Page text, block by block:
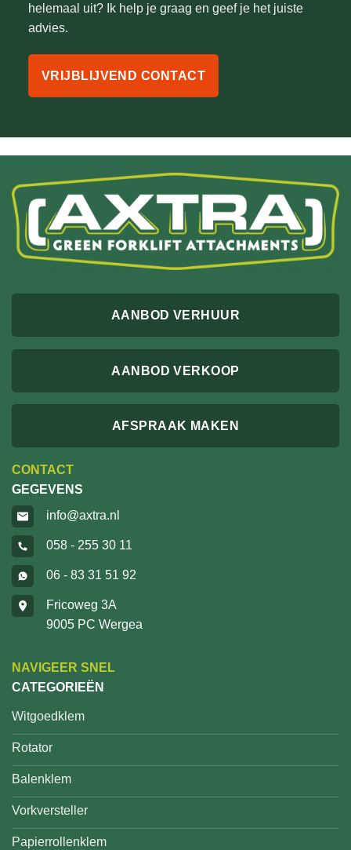
helemaal uit? Ik help je graag en geef je het juiste
advies.
VRIJBLIJVEND CONTACT
AANBOD VERHUUR
AANBOD VERKOOP
AFSPRAAK MAKEN
CONTACT
GEGEVENS
info@axtra.nl
058 - 255 30 11
06 - 83 31 51 92
Fricoweg 3A
9005 PC Wergea
NAVIGEER SNEL
CATEGORIEËN
Witgoedklem
Rotator
Balenklem
Vorkversteller
Papierrollenklem